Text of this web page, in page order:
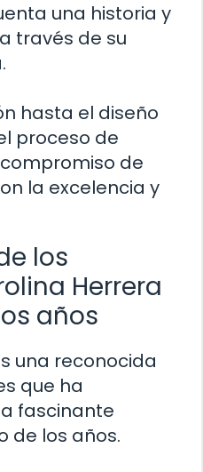
una historia y
través de su
hasta el diseño
proceso de
de
la excelencia y
los
Herrera
años
una reconocida
que ha
fascinante
de los años.